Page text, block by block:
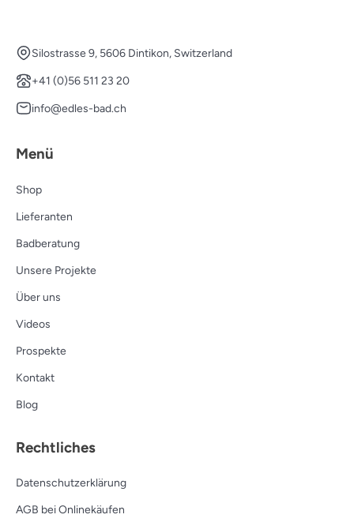
Silostrasse 9, 5606 Dintikon, Switzerland
+41 (0)56 511 23 20
info@edles-bad.ch
Menü
Shop
Lieferanten
Badberatung
Unsere Projekte
Über uns
Videos
Prospekte
Kontakt
Blog
Rechtliches
Datenschutzerklärung
AGB bei Onlinekäufen